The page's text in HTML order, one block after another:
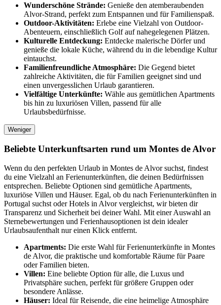
Wunderschöne Strände: Genieße den atemberaubenden
Alvor-Strand, perfekt zum Entspannen und für Familienspaß.
Outdoor-Aktivitäten: Erlebe eine Vielzahl von Outdoor-
Abenteuern, einschließlich Golf auf nahegelegenen Plätzen.
Kulturelle Entdeckung: Entdecke malerische Dörfer und
genieße die lokale Küche, während du in die lebendige Kultur
eintauchst.
Familienfreundliche Atmosphäre: Die Gegend bietet
zahlreiche Aktivitäten, die für Familien geeignet sind und
einen unvergesslichen Urlaub garantieren.
Vielfältige Unterkünfte: Wähle aus gemütlichen Apartments
bis hin zu luxuriösen Villen, passend für alle
Urlaubsbedürfnisse.
Weniger
Beliebte Unterkunftsarten rund um Montes de Alvor
Wenn du den perfekten Urlaub in Montes de Alvor suchst, findest
du eine Vielzahl an Ferienunterkünften, die deinen Bedürfnissen
entsprechen. Beliebte Optionen sind gemütliche Apartments,
luxuriöse Villen und Häuser. Egal, ob du nach Ferienunterkünften in
Portugal suchst oder Hotels in Alvor vergleichst, wir bieten dir
Transparenz und Sicherheit bei deiner Wahl. Mit einer Auswahl an
Sternebewertungen und Ferienhausoptionen ist dein idealer
Urlaubsaufenthalt nur einen Klick entfernt.
Apartments: Die erste Wahl für Ferienunterkünfte in Montes
de Alvor, die praktische und komfortable Räume für Paare
oder Familien bieten.
Villen: Eine beliebte Option für alle, die Luxus und
Privatsphäre suchen, perfekt für größere Gruppen oder
besondere Anlässe.
Häuser: Ideal für Reisende, die eine heimelige Atmosphäre